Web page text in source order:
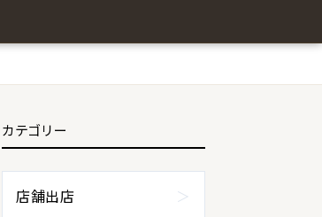
カテゴリー
店舗出店